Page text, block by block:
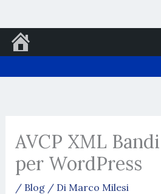
al
AVCP XML
per WordPress
/ Blog/ Di Marco Milesi